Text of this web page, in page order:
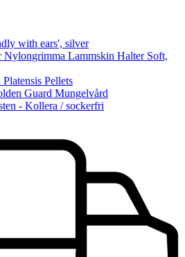
with ears', silver
Nylongrimma Lammskin Halter Soft,
Pellets
Guard Mungelvård
- Kollera / sockerfri